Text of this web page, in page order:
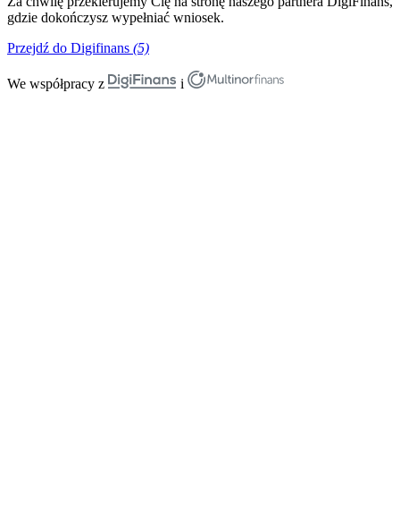
gdzie dokończysz wypełniać wniosek.
Przejdź do Digifinans (5)
We współpracy z i